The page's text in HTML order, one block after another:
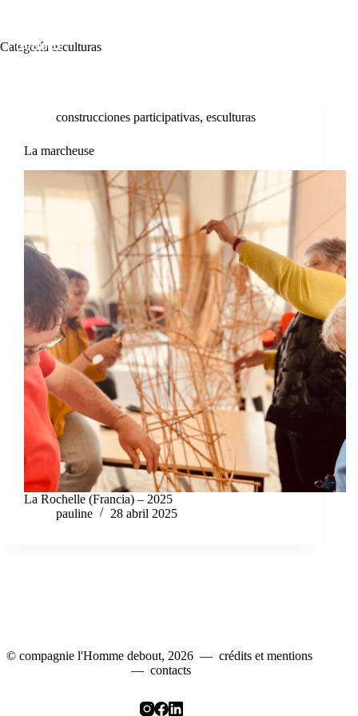
Categoría esculturas
construcciones participativas, esculturas
La marcheuse
La Rochelle (Francia) – 2025
pauline
28 abril 2025
© compagnie l'Homme debout, 2026 —crédits et mentions
—contacts